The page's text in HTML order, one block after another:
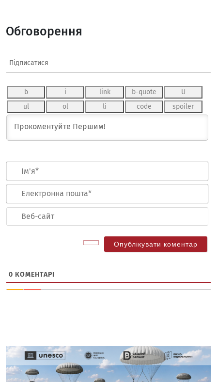
Обговорення
Підписатися
0 КОМЕНТАРІ